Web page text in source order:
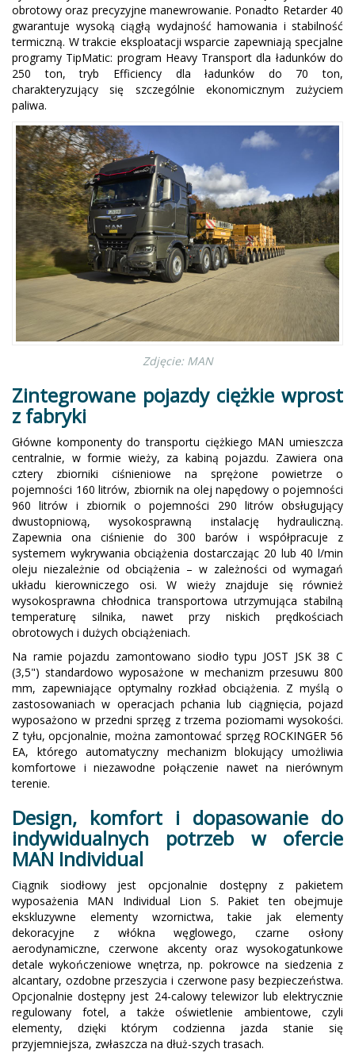
obrotowy oraz precyzyjne manewrowanie. Ponadto Retarder 40
gwarantuje wysoką ciągłą wydajność hamowania i stabilność
termiczną. W trakcie eksploatacji wsparcie zapewniają specjalne
programy TipMatic: program Heavy Transport dla ładunków do
250 ton, tryb Efficiency dla ładunków do 70 ton,
charakteryzujący się szczególnie ekonomicznym zużyciem
paliwa.
Zdjęcie: MAN
Zintegrowane pojazdy ciężkie wprost
z fabryki
Główne komponenty do transportu ciężkiego MAN umieszcza
centralnie, w formie wieży, za kabiną pojazdu. Zawiera ona
cztery zbiorniki ciśnieniowe na sprężone powietrze o
pojemności 160 litrów, zbiornik na olej napędowy o pojemności
960 litrów i zbiornik o pojemności 290 litrów obsługujący
dwustopniową, wysokosprawną instalację hydrauliczną.
Zapewnia ona ciśnienie do 300 barów i współpracuje z
systemem wykrywania obciążenia dostarczając 20 lub 40 l/min
oleju niezależnie od obciążenia – w zależności od wymagań
układu kierowniczego osi. W wieży znajduje się również
wysokosprawna chłodnica transportowa utrzymująca stabilną
temperaturę silnika, nawet przy niskich prędkościach
obrotowych i dużych obciążeniach.
Na ramie pojazdu zamontowano siodło typu JOST JSK 38 C
(3,5") standardowo wyposażone w mechanizm przesuwu 800
mm, zapewniające optymalny rozkład obciążenia. Z myślą o
zastosowaniach w operacjach pchania lub ciągnięcia, pojazd
wyposażono w przedni sprzęg z trzema poziomami wysokości.
Z tyłu, opcjonalnie, można zamontować sprzęg ROCKINGER 56
EA, którego automatyczny mechanizm blokujący umożliwia
komfortowe i niezawodne połączenie nawet na nierównym
terenie.
Design, komfort i dopasowanie do
indywidualnych potrzeb w ofercie
MAN Individual
Ciągnik siodłowy jest opcjonalnie dostępny z pakietem
wyposażenia MAN Individual Lion S. Pakiet ten obejmuje
ekskluzywne elementy wzornictwa, takie jak elementy
dekoracyjne z włókna węglowego, czarne osłony
aerodynamiczne, czerwone akcenty oraz wysokogatunkowe
detale wykończeniowe wnętrza, np. pokrowce na siedzenia z
alcantary, ozdobne przeszycia i czerwone pasy bezpieczeństwa.
Opcjonalnie dostępny jest 24-calowy telewizor lub elektrycznie
regulowany fotel, a także oświetlenie ambientowe, czyli
elementy, dzięki którym codzienna jazda stanie się
przyjemniejsza, zwłaszcza na dłuż-szych trasach.